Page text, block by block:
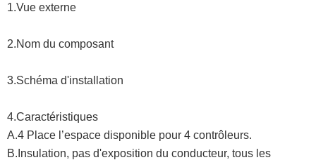
1.Vue externe
2.Nom du composant
3.Schéma d'installation
4.Caractéristiques
A.4 Place l’espace disponible pour 4 contrôleurs.
B.Insulation, pas d'exposition du conducteur, tous les